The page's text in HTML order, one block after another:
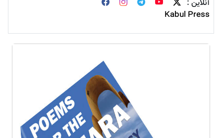
آنلاین :
Kabul Press